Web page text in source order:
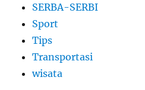
SERBA-SERBI
Sport
Tips
Transportasi
wisata